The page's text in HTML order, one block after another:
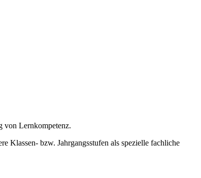
von Lernkompetenz.
Klassen- bzw. Jahrgangsstufen als spezielle fachliche